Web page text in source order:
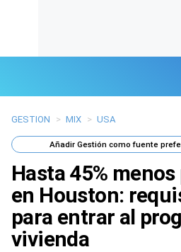
Últimas Noticias
Mi Bolsillo
Respuestas
Gente
GESTION > MIX > USA
AñadirGestión como fuente
Hasta 45%
en Houston:
para entrar al
vivienda